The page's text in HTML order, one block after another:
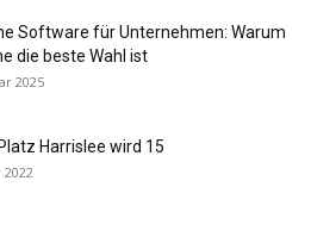
Software für Unternehmen: Warum
die beste Wahl ist
2025
Harrislee wird 15
2022